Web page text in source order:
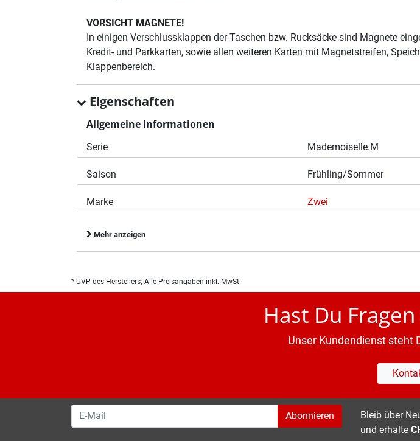
VORSICHT MAGNETE!
In einigen Verschlussklappen der Taschen bzw. Rucksäcke sind Magnete
Kredit- und Parkkarten, sowie allen weiteren Karten mit Magnetstreifen,
Klappenbereich.
Eigenschaften
Allgemeine Informationen
Serie Mademoiselle.M
Saison Frühling/Sommer
Marke Zwei
Mehr anzeigen
* UVP des Herstellers; Alle Preisangaben inkl. MwSt.
Hast Du
Unser Kundendienst steht
Abonnieren
Bleib über
und erhalte